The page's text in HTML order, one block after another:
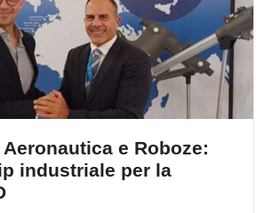
e Roboze:
industriale per la